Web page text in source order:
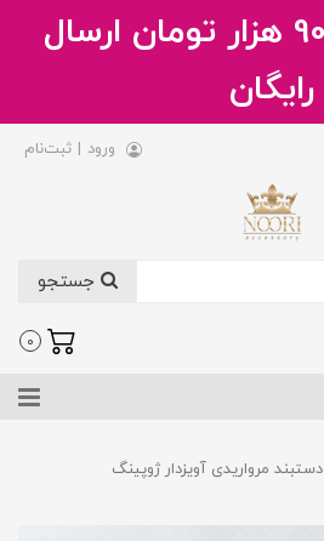
خرید بالای 900 هزار تومان ارسال
رایگان
ورود | ثبت‌نام
0
دستبند مرواریدی آویزدار ژوپینگ